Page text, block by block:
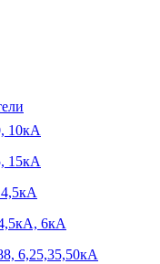
10кА
15кА
6кА
6,25,35,50кА